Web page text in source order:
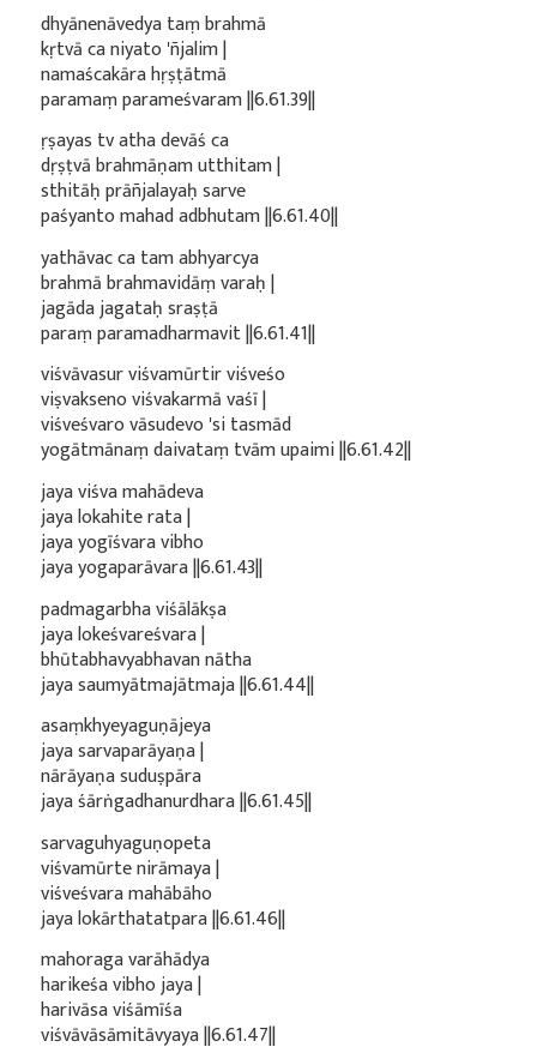
dhyānenāvedya taṃ brahmā
kṛtvā ca niyato 'ñjalim |
namaścakāra hṛṣṭātmā
paramaṃ parameśvaram ||6.61.39||
ṛṣayas tv atha devāś ca
dṛṣṭvā brahmāṇam utthitam |
sthitāḥ prāñjalayaḥ sarve
paśyanto mahad adbhutam ||6.61.40||
yathāvac ca tam abhyarcya
brahmā brahmavidāṃ varaḥ |
jagāda jagataḥ sraṣṭā
paraṃ paramadharmavit ||6.61.41||
viśvāvasur viśvamūrtir viśveśo
viṣvakseno viśvakarmā vaśī |
viśveśvaro vāsudevo 'si tasmād
yogātmānaṃ daivataṃ tvām upaimi ||6.61.42||
jaya viśva mahādeva
jaya lokahite rata |
jaya yogīśvara vibho
jaya yogaparāvara ||6.61.43||
padmagarbha viśālākṣa
jaya lokeśvareśvara |
bhūtabhavyabhavan nātha
jaya saumyātmajātmaja ||6.61.44||
asaṃkhyeyaguṇājeya
jaya sarvaparāyaṇa |
nārāyaṇa suduṣpāra
jaya śārṅgadhanurdhara ||6.61.45||
sarvaguhyaguṇopeta
viśvamūrte nirāmaya |
viśveśvara mahābāho
jaya lokārthatatpara ||6.61.46||
mahoraga varāhādya
harikeśa vibho jaya |
harivāsa viśāmīśa
viśvāvāsāmitāvyaya ||6.61.47||